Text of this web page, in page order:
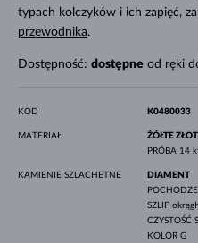
typach kolczyków i ich zapięć,
przewodnika.
Dostępność: dostępne od ręki
KOD K0480033
MATERIAŁ
ŻÓŁTE
PRÓBA 14
KAMIENIE SZLACHETNE
DIAMENT
SZLIF
CZYSTOŚĆ SI
KOLOR G